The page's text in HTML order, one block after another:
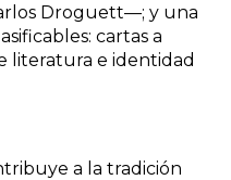
Droguett—; y una
cartas a
literatura e identidad
a la tradición